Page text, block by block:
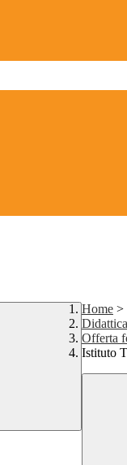
Home >
Didattica
Offerta
Istituto